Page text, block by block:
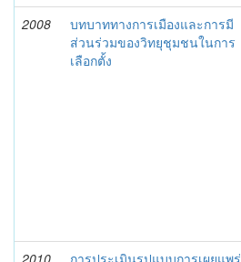
2008
บทบาททางการเมืองและการมี
ส่วนร่วมของวิทยุชุมชนในการ
เลือกตั้ง
2010
การประเมินรูปแบบการเผยแพร่